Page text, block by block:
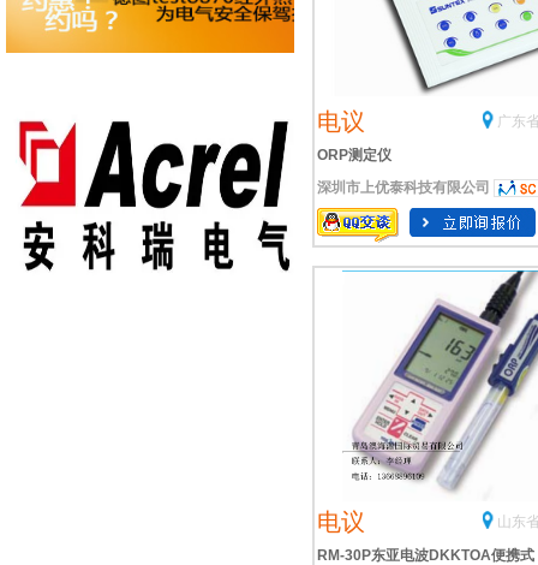
电议
广东
ORP测定仪
深圳市上优泰科技有限公司
电议
山东
RM-30P东亚电波DKKTOA便携式